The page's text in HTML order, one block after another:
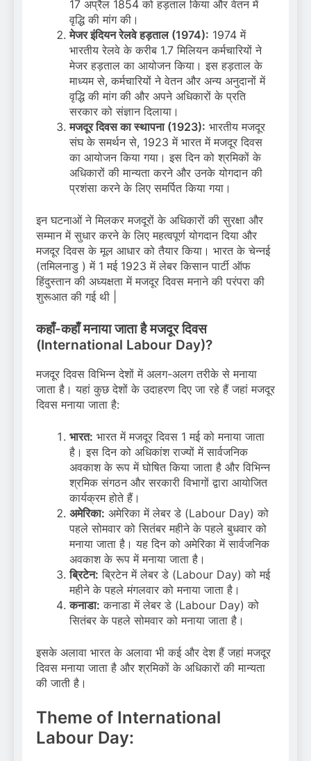
17 अप्रैल 1854 को हड़ताल किया और वेतन में
वृद्धि की मांग की।
मेजर इंदियन रेलवे हड़ताल (1974): 1974 में
भारतीय रेलवे के करीब 1.7 मिलियन कर्मचारियों ने
मेजर हड़ताल का आयोजन किया। इस हड़ताल के
माध्यम से, कर्मचारियों ने वेतन और अन्य अनुदानों में
वृद्धि की मांग की और अपने अधिकारों के प्रति
सरकार को संज्ञान दिलाया।
मजदूर दिवस का स्थापना (1923): भारतीय मजदूर
संघ के समर्थन से, 1923 में भारत में मजदूर दिवस
का आयोजन किया गया। इस दिन को श्रमिकों के
अधिकारों की मान्यता करने और उनके योगदान की
प्रशंसा करने के लिए समर्पित किया गया।
इन घटनाओं ने मिलकर मजदूरों के अधिकारों की सुरक्षा और
सम्मान में सुधार करने के लिए महत्वपूर्ण योगदान दिया और
मजदूर दिवस के मूल आधार को तैयार किया। भारत के चेन्नई
(तमिलनाडु ) में 1 मई 1923 में लेबर किसान पार्टी ऑफ
हिंदुस्तान की अध्यक्षता में मजदूर दिवस मनाने की परंपरा की
शुरूआत की गई थी |
कहाँ-कहाँ मनाया जाता है मजदूर दिवस
(International Labour Day)?
मजदूर दिवस विभिन्न देशों में अलग-अलग तरीके से मनाया
जाता है। यहां कुछ देशों के उदाहरण दिए जा रहे हैं जहां मजदूर
दिवस मनाया जाता है:
भारत: भारत में मजदूर दिवस 1 मई को मनाया जाता
है। इस दिन को अधिकांश राज्यों में सार्वजनिक
अवकाश के रूप में घोषित किया जाता है और विभिन्न
श्रमिक संगठन और सरकारी विभागों द्वारा आयोजित
कार्यक्रम होते हैं।
अमेरिका: अमेरिका में लेबर डे (Labour Day) को
पहले सोमवार को सितंबर महीने के पहले बुधवार को
मनाया जाता है। यह दिन को अमेरिका में सार्वजनिक
अवकाश के रूप में मनाया जाता है।
ब्रिटेन: ब्रिटेन में लेबर डे (Labour Day) को मई
महीने के पहले मंगलवार को मनाया जाता है।
कनाडा: कनाडा में लेबर डे (Labour Day) को
सितंबर के पहले सोमवार को मनाया जाता है।
इसके अलावा भारत के अलावा भी कई और देश हैं जहां मजदूर
दिवस मनाया जाता है और श्रमिकों के अधिकारों की मान्यता
की जाती है।
Theme of International
Labour Day: